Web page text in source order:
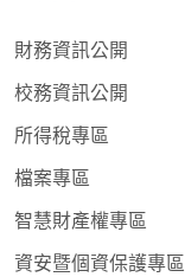
財務資訊公開
校務資訊公開
所得稅專區
檔案專區
智慧財產權專區
資安暨個資保護專區